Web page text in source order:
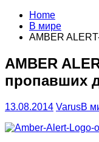
Home
В мире
AMBER
AMBER
пропавших
13.08.2014 VarusВ